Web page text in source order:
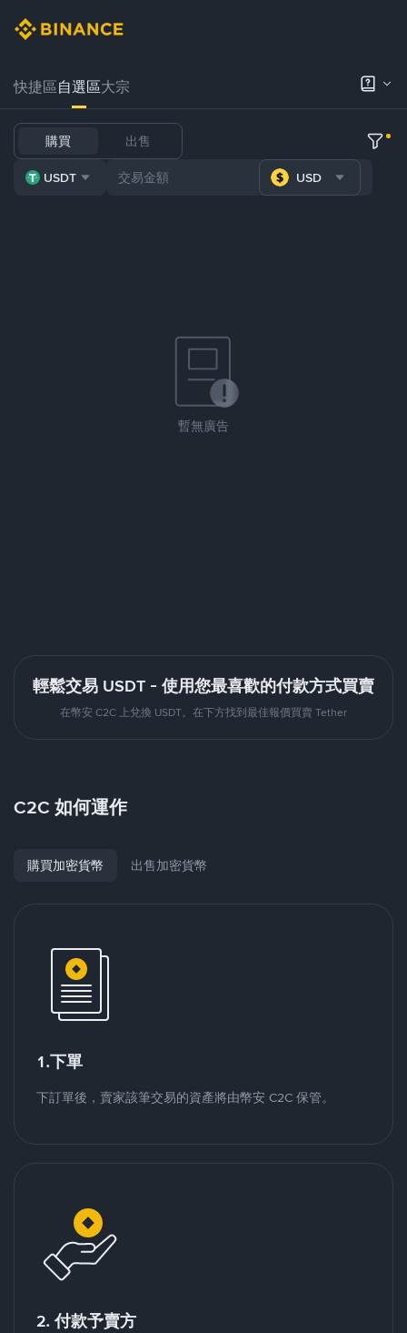
快捷區自選區大宗
購買 出售
USDT USD
暫無廣告
輕鬆交易 USDT - 使用您最喜歡的付款方式買賣
在幣安 C2C 上兌換 USDT。在下方找到最佳報價買賣 Tether
C2C 如何運作
購買加密貨幣 出售加密貨幣
1.下單
下訂單後，賣家該筆交易的資產將由幣安 C2C 保管。
2. 付款予賣方